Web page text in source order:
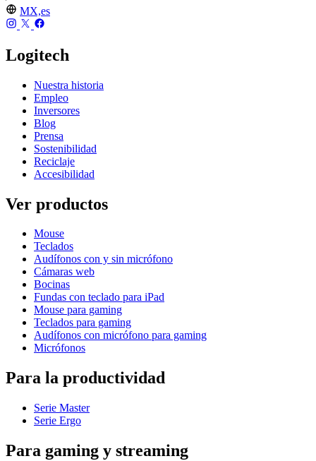
MX,es
Logitech
Nuestra historia
Empleo
Inversores
Blog
Prensa
Sostenibilidad
Reciclaje
Accesibilidad
Ver productos
Mouse
Teclados
Audífonos con y sin micrófono
Cámaras web
Bocinas
Fundas con teclado para iPad
Mouse para gaming
Teclados para gaming
Audífonos con micrófono para gaming
Micrófonos
Para la productividad
Serie Master
Serie Ergo
Para gaming y streaming